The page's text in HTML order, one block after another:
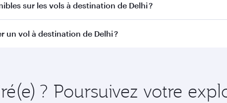
Qatar Airways. Nous desservons plus de 150
sur les vols à destination de Delhi ?
de l'itinéraire et de la compagnie aérienne opérant le vol.
un vol à destination de Delhi ?
? Poursuivez votre